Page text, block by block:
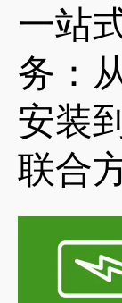
一站
务：
安装
联合